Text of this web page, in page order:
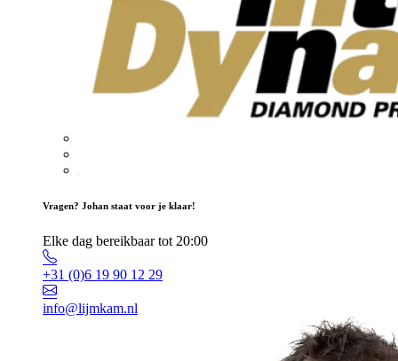
Vragen? Johan staat voor je klaar!
Elke dag bereikbaar tot 20:00
+31 (0)6 19 90 12 29
info@lijmkam.nl